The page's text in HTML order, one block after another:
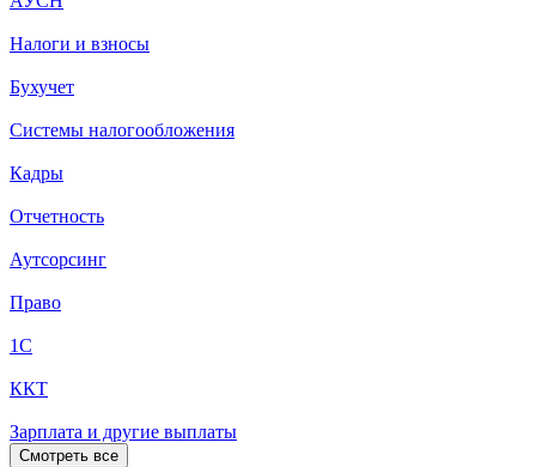
Налоги и взносы
Бухучет
Системы налогообложения
Кадры
Отчетность
Аутсорсинг
Право
1С
ККТ
Зарплата и другие выплаты
Смотреть все